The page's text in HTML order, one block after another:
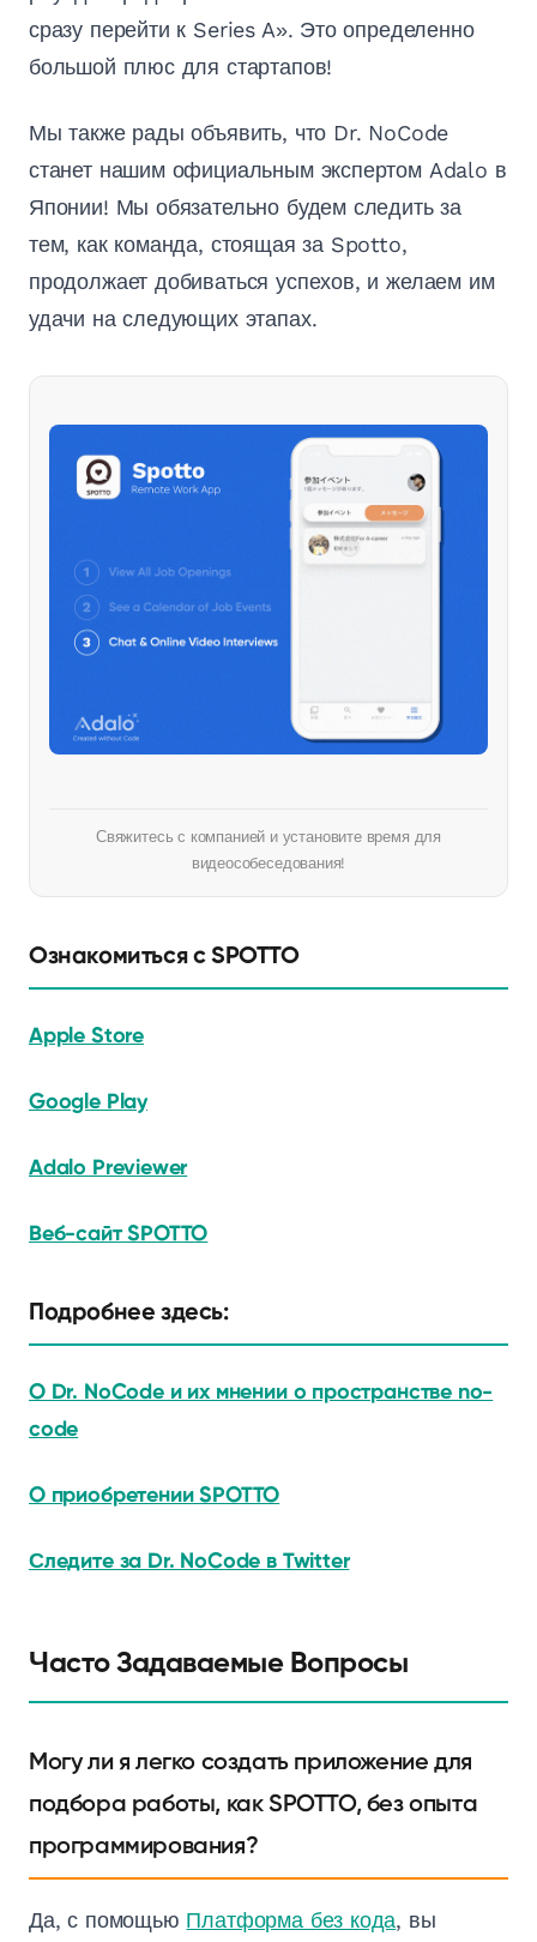
сразу перейти к Series A». Это определенно
большой плюс для стартапов!
Мы также рады объявить, что Dr. NoCode
станет нашим официальным экспертом Adalo в
Японии! Мы обязательно будем следить за
тем, как команда, стоящая за Spotto,
продолжает добиваться успехов, и желаем им
удачи на следующих этапах.
Свяжитесь с компанией и установите время для
видеособеседования!
Ознакомиться с SPOTTO
Apple Store
Google Play
Adalo Previewer
Веб-сайт SPOTTO
Подробнее здесь:
О Dr. NoCode и их мнении о пространстве no-
code
О приобретении SPOTTO
Следите за Dr. NoCode в Twitter
Часто Задаваемые Вопросы
Могу ли я легко создать приложение для
подбора работы, как SPOTTO, без опыта
программирования?
Да, с помощью Платформа без кода, вы